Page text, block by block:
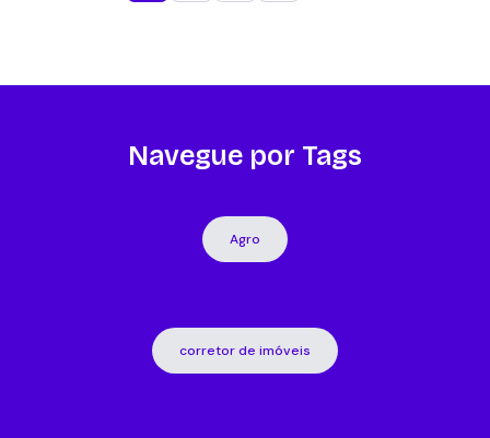
Navegue por Tags
Agro
corretor de imóveis